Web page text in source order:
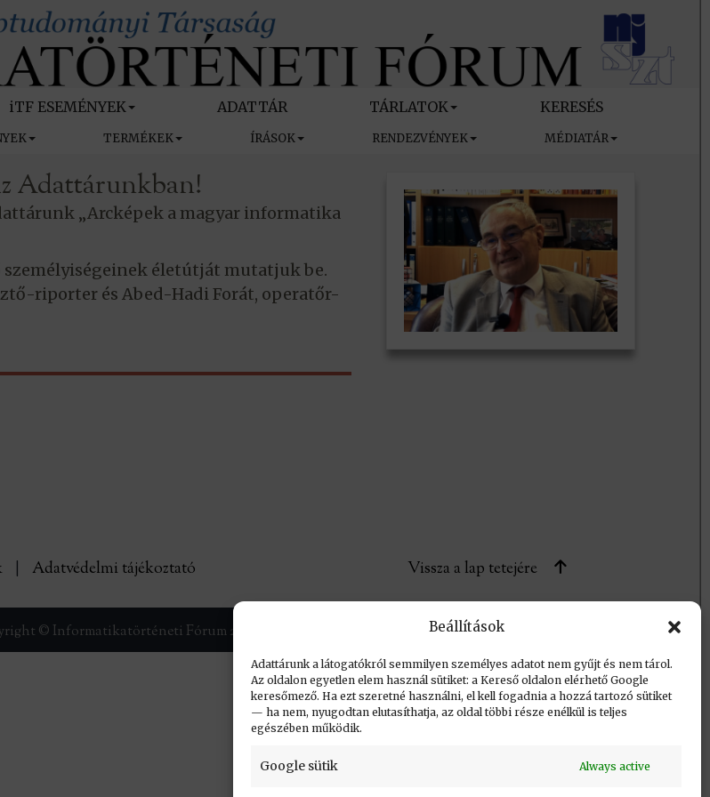
Beállítások
Adattárunk a látogatókról semmilyen személyes adatot nem gyűjt és nem tárol.
Az oldalon egyetlen elem használ sütiket: a Kereső oldalon elérhető Google
keresőmező. Ha ezt szeretné használni, el kell fogadnia a hozzá tartozó sütiket
— ha nem, nyugodtan elutasíthatja, az oldal többi része enélkül is teljes
egészében működik.
Google sütik Always active
iTF ESEMÉNYEK ADATTÁR TÁRLATOK KERESÉS
TERMÉKEK ÍRÁSOK RENDEZVÉNYEK MÉDIATÁR
Adattárunkban!
„Arcképek a magyar informatika
életútját mutatjuk be.
riporter és Abed-Hadi Forát, operatőr-
Adatvédelmi tájékoztató Vissza a lap tetejére
© Informatikatörténeti Fórum 2017